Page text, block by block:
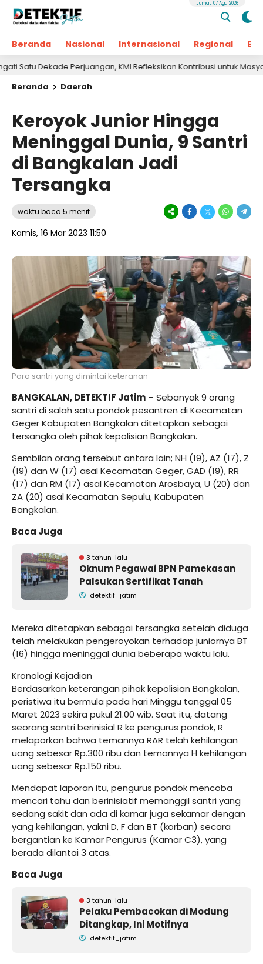
Beranda Nasional Internasional Regional
Jumat, 07 Agu 2026
Perjuangan, KMI Refleksikan Kontribusi untuk Masyarakat
Beranda Daerah
Keroyok Junior Hingga
Meninggal Dunia, 9 Santri
di Bangkalan Jadi
Tersangka
waktu baca 5 menit
Kamis, 16 Mar 2023 11:50
Para santri yang dimintai keteranan
BANGKALAN, DETEKTIF Jatim – Sebanyak 9 orang
santri di salah satu pondok pesantren di Kecamatan
Geger Kabupaten Bangkalan ditetapkan sebagai
tersangka oleh pihak kepolisian Bangkalan.
Sembilan orang tersebut antara lain; NH (19), AZ (17), Z
(19) dan W (17) asal Kecamatan Geger, GAD (19), RR
(17) dan RM (17) asal Kecamatan Arosbaya, U (20) dan
ZA (20) asal Kecamatan Sepulu, Kabupaten
Bangkalan.
Baca Juga
3 tahun lalu
Oknum Pegawai BPN Pamekasan
Palsukan Sertifikat Tanah
detektif_jatim
Mereka ditetapkan sebagai tersangka setelah diduga
telah melakukan pengeroyokan terhadap juniornya BT
(16) hingga meninggal dunia beberapa waktu lalu.
Kronologi Kejadian
Berdasarkan keterangan pihak kepolisian Bangkalan,
peristiwa itu bermula pada hari Minggu tanggal 05
Maret 2023 sekira pukul 21.00 wib. Saat itu, datang
seorang santri berinisial R ke pengurus pondok, R
melaporkan bahwa temannya RAR telah kehilangan
uang sebesar Rp.300 ribu dan temannya H kehilangan
uang sebesar Rp.150 ribu.
Mendapat laporan itu, pengurus pondok mencoba
mencari tahu dan berinisiatif memanggil santri yang
sedang sakit dan ada di kamar juga sekamar dengan
yang kehilangan, yakni D, F dan BT (korban) secara
bergantian ke Kamar Pengurus (Kamar C3), yang
berada dilantai 3 atas.
Baca Juga
3 tahun lalu
Pelaku Pembacokan di Modung
Ditangkap, Ini Motifnya
detektif_jatim